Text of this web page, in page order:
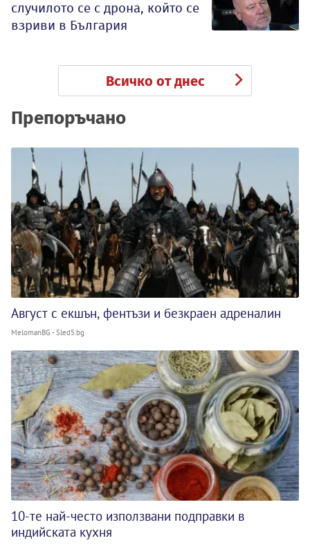
случилото се с дрона, който се
взриви в България
Всичко от днес
Препоръчано
Август с екшън, фентъзи и безкраен адреналин
MelomanBG - Sled5.bg
10-те най-често използвани подправки в
индийската кухня